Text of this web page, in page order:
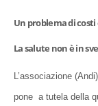
Un problema di
La salute non è in
L’associazione
pone a tutela della